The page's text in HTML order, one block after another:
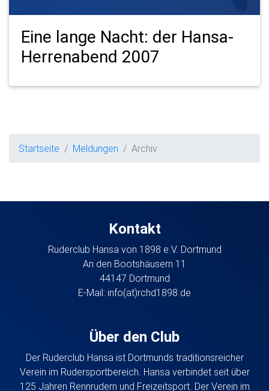
Eine lange Nacht: der Hansa-
Herrenabend 2007
Startseite Meldungen Archiv
Kontakt
Ruderclub Hansa von 1898 e.V. Dortmund
An den Bootshäusern 11
44147 Dortmund
E-Mail: info(at)rchd1898.de
Über den Club
Der Ruderclub Hansa ist Dortmunds traditionsreicher
Verein im Rudersportbereich. Hansa verbindet seit über
125 Jahren Rennrudern und Freizeitsport. Der Verein im